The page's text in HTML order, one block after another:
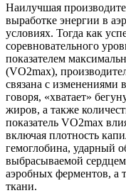
Наилучшая
выработке энергии в
условиях. Тогда как
соревновательного
показателем
(VO2max),
связана с изменениями
говоря, «хватает»
жиров, а также
показатель VO2max
включая плотность
гемоглобина, ударный
выбрасываемой
аэробных ферментов, а
ткани.